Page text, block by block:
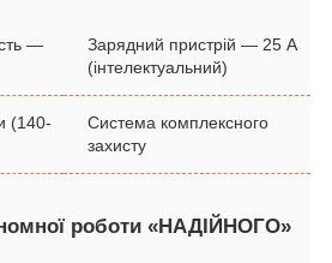
―
Зарядний пристрій ― 25 А
(інтелектуальний)
(140-
Система комплексного
захисту
роботи «НАДІЙНОГО»